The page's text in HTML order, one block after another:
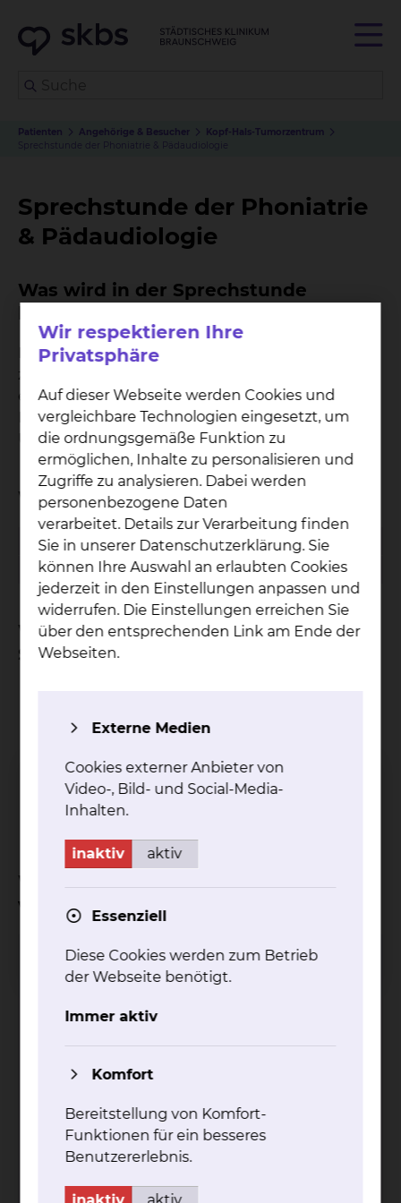
Patienten Angehörige & Besucher
Kopf-Hals-Tumorzentrum
Sprechstunde der Phoniatrie & Pädaudiologie
Sprechstunde der Phoniatrie
& Pädaudiologie
Was wird in der Sprechstunde
In der Sprechstunde beantworten wir Ihre Fragen
zu Stimm-, Sprach- und Sprechstörungen und
erläutern Ihnen mögliche
Behandlungsverfahren. Spezielle Details zu der
Untersuchung erfahren Sie bei der Anmeldung.
Wann findet die Sprechstunde statt?
Montag
09:00 - 14:00 Uhr
Mittwoch
09:00 - 14:00 Uhr
Welche Unterlagen sind zur
Sprechstunde mitzubringen?
bei Kindern das U-Heft und den Impfausweis
alle vorhandenen ärztlichen und
therapeutischen Befunde
eine Liste der einzunehmenden
Wo kann ich einen Termin
vereinbaren?
Yvonne Sammar
Fichtengrund 1, 38126 Braunschweig
Fax: +49 531 595 1853
Wir respektieren Ihre
Privatsphäre
Auf dieser Webseite werden Cookies und
vergleichbare Technologien eingesetzt, um
die ordnungsgemäße Funktion zu
ermöglichen, Inhalte zu personalisieren und
Zugriffe zu analysieren. Dabei werden
personenbezogene Daten
verarbeitet. Details zur Verarbeitung finden
Sie in unserer Datenschutzerklärung. Sie
können Ihre Auswahl an erlaubten Cookies
jederzeit in den Einstellungen anpassen und
widerrufen. Die Einstellungen erreichen Sie
über den entsprechenden Link am Ende der
Webseiten.
Externe Medien
Cookies externer Anbieter von
Video-, Bild- und Social-Media-
Inhalten.
inaktiv aktiv
Essenziell
Diese Cookies werden zum Betrieb
der Webseite benötigt.
Immer aktiv
Komfort
Bereitstellung von Komfort-
Funktionen für ein besseres
Benutzererlebnis.
inaktiv aktiv